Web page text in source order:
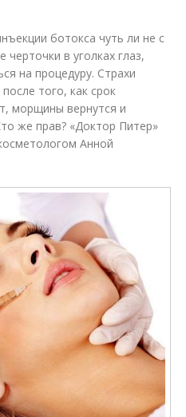
ботокса чуть ли не с
черточки в уголках глаз,
на процедуру. Страхи
того, как срок
морщины вернутся и
же прав? «Доктор Питер»
Анной